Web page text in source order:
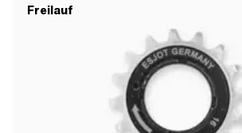
Freilauf